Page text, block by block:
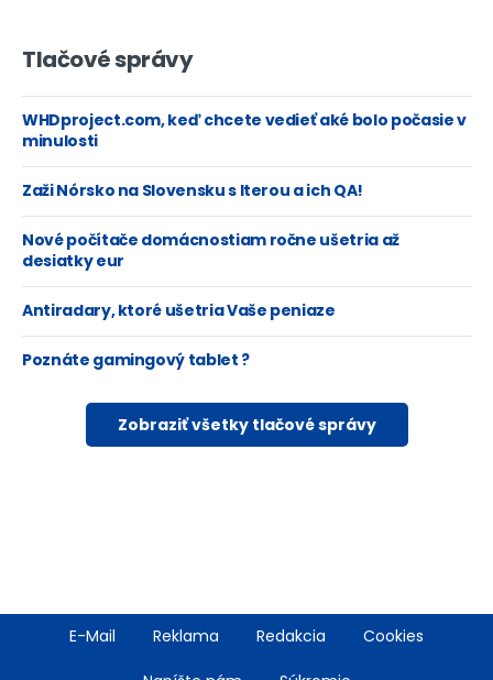
Tlačové správy
WHDproject.com, keď chcete vedieť aké bolo počasie v
minulosti
Zaži Nórsko na Slovensku s Iterou a ich QA!
Nové počítače domácnostiam ročne ušetria až
desiatky eur
Antiradary, ktoré ušetria Vaše peniaze
Poznáte gamingový tablet ?
Zobraziť všetky tlačové správy
FooterE-Mail Reklama Redakcia Cookies